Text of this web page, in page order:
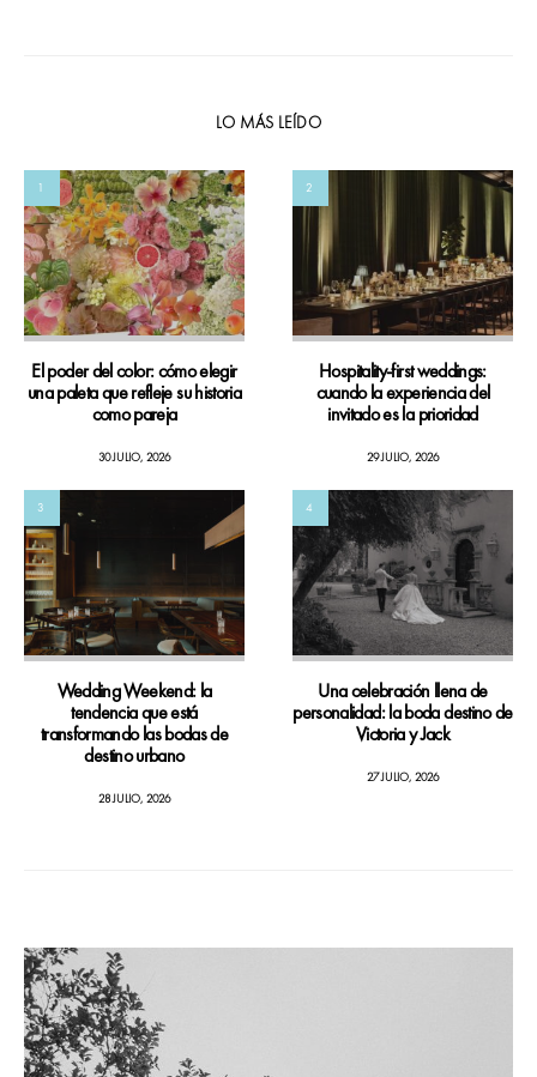
LO MÁS LEÍDO
1
El poder del color: cómo elegir
una paleta que refleje su historia
como pareja
30 JULIO, 2026
2
Hospitality-first weddings:
cuando la experiencia del
invitado es la prioridad
29 JULIO, 2026
3
Wedding Weekend: la
tendencia que está
transformando las bodas de
destino urbano
28 JULIO, 2026
4
Una celebración llena de
personalidad: la boda destino de
Victoria y Jack
27 JULIO, 2026